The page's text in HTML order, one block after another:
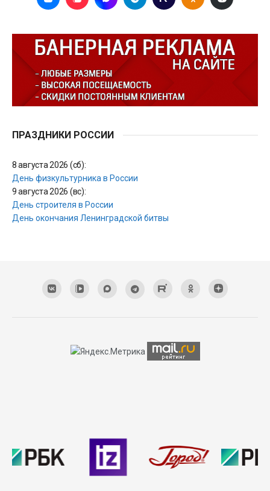
ПРАЗДНИКИ РОССИИ
8 августа 2026 (сб):
День физкультурника в России
9 августа 2026 (вс):
День строителя в России
День окончания Ленинградской битвы